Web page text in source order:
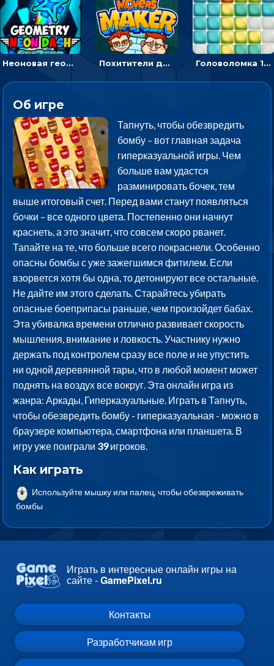
Неоновая геометрия: прыгай через препятствия и собирай шары Похитители денег: управляйте друзьями и соберите все мешки с долларами Головоломка 10х10
Об игре
Тапнуть, чтобы обезвредить
бомбу – вот главная задача
гиперказуальной игры. Чем
больше вам удастся
разминировать бочек, тем
выше итоговый счет. Перед вами станут появляться
бочки – все одного цвета. Постепенно они начнут
краснеть, а это значит, что совсем скоро рванет.
Тапайте на те, что больше всего покраснели. Особенно
опасны бомбы с уже зажегшимся фитилем. Если
взорвется хотя бы одна, то детонируют все остальные.
Не дайте им этого сделать. Старайтесь убирать
опасные боеприпасы раньше, чем произойдет бабах.
Эта убивалка времени отлично развивает скорость
мышления, внимание и ловкость. Участнику нужно
держать под контролем сразу все поле и не упустить
ни одной деревянной тары, что в любой момент может
поднять на воздух все вокруг. Эта онлайн игра из
жанра: Аркады, Гиперказуальные. Играть в Тапнуть,
чтобы обезвредить бомбу - гиперказуальная - можно в
браузере компьютера, смартфона или планшета. В
игру уже поиграли 39игроков.
Как играть
Используйте мышку или палец, чтобы обезвреживать
бомбы
Играть в интересные онлайн игры на
сайте -GamePixel.ru
Контакты
Разработчикам игр